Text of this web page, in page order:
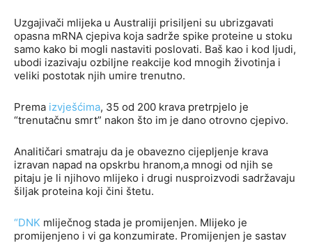
Uzgajivači mlijeka u Australiji prisiljeni su ubrizgavati
opasna mRNA cjepiva koja sadrže spike proteine ​​u stoku
samo kako bi mogli nastaviti poslovati. Baš kao i kod ljudi,
ubodi izazivaju ozbiljne reakcije kod mnogih životinja i
veliki postotak njih umire trenutno.
Prema izvješćima, 35 od 200 krava pretrpjelo je
“trenutačnu smrt” nakon što im je dano otrovno cjepivo.
Analitičari smatraju da je obavezno cijepljenje krava
izravan napad na opskrbu hranom,a mnogi od njih se
pitaju je li njihovo mlijeko i drugi nusproizvodi sadržavaju
šiljak proteina koji čini štetu.
“DNK mliječnog stada je promijenjen. Mlijeko je
promijenjeno i vi ga konzumirate. Promijenjen je sastav